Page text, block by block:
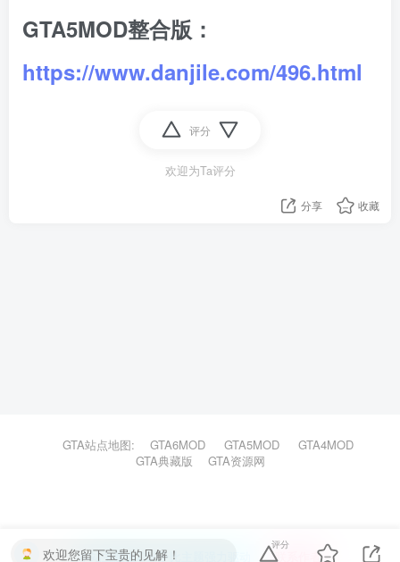
GTA5MOD整合版：
https://www.danjile.com/496.html
评分
欢迎为Ta评分
分享 收藏
GTA站点地图: GTA6MOD GTA5MOD
GTA4MOD
GTA典藏版
GTA资源网
欢迎您留下宝贵的见解！
评分
本站主题由Zibll子比主题强力驱动 联系作者